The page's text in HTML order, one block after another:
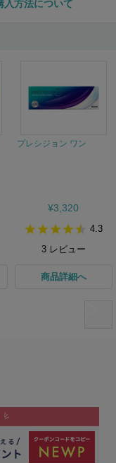
入方法について
プレシジョン ワン
¥3,320
4.3
3レビュー
商品詳細へ